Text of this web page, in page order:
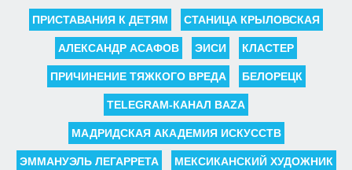
ПРИСТАВАНИЯ К ДЕТЯМ СТАНИЦА КРЫЛОВСКАЯ
АЛЕКСАНДР АСАФОВ ЭИСИ КЛАСТЕР
ПРИЧИНЕНИЕ ТЯЖКОГО ВРЕДА БЕЛОРЕЦК
TELEGRAM-КАНАЛ BAZA
МАДРИДСКАЯ АКАДЕМИЯ ИСКУССТВ
ЭММАНУЭЛЬ ЛЕГАРРЕТА МЕКСИКАНСКИЙ ХУДОЖНИК